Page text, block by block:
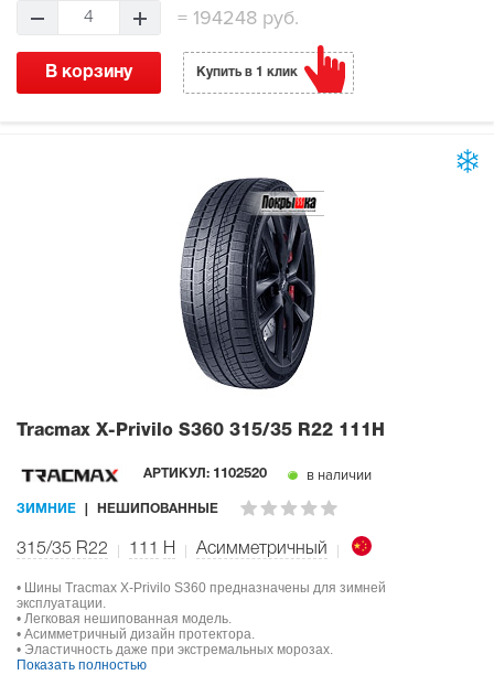
4 =194248 руб.
В корзину Купить в 1 клик
Tracmax X-Privilo S360 315/35 R22 111H
АРТИКУЛ: 1102520 в наличии
ЗИМНИЕ НЕШИПОВАННЫЕ
315/35 R22 111 H Асимметричный
• Шины Tracmax X-Privilo S360 предназначены для зимней
эксплуатации.
• Легковая нешипованная модель.
• Асимметричный дизайн протектора.
• Эластичность даже при экстремальных морозах.
Показать полностью